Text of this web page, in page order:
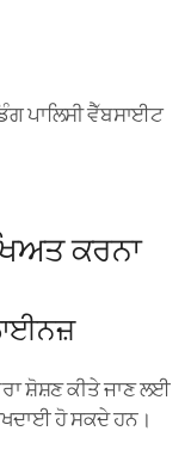
ਪਾਲਿਸੀ ਵੈੱਬਸਾਈਟ
ਕਰਨਾ
ਸ਼ੋਸ਼ਣ ਕੀਤੇ ਜਾਣ ਲਈ
ਹੋ ਸਕਦੇ ਹਨ।